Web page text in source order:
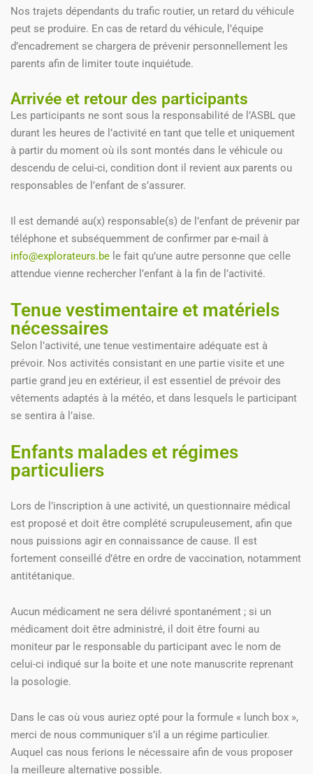
Nos trajets dépendants du trafic routier, un retard du véhicule
peut se produire. En cas de retard du véhicule, l’équipe
d’encadrement se chargera de prévenir personnellement les
parents afin de limiter toute inquiétude.
Arrivée et retour des participants
Les participants ne sont sous la responsabilité de l’ASBL que
durant les heures de l’activité en tant que telle et uniquement
à partir du moment où ils sont montés dans le véhicule ou
descendu de celui-ci, condition dont il revient aux parents ou
responsables de l’enfant de s’assurer.
Il est demandé au(x) responsable(s) de l’enfant de prévenir par
téléphone et subséquemment de confirmer par e-mail à
info@explorateurs.be le fait qu’une autre personne que celle
attendue vienne rechercher l’enfant à la fin de l’activité.
Tenue vestimentaire et matériels
nécessaires
Selon l’activité, une tenue vestimentaire adéquate est à
prévoir. Nos activités consistant en une partie visite et une
partie grand jeu en extérieur, il est essentiel de prévoir des
vêtements adaptés à la météo, et dans lesquels le participant
se sentira à l’aise.
Enfants malades et régimes
particuliers
Lors de l’inscription à une activité, un questionnaire médical
est proposé et doit être complété scrupuleusement, afin que
nous puissions agir en connaissance de cause. Il est
fortement conseillé d’être en ordre de vaccination, notamment
antitétanique.
Aucun médicament ne sera délivré spontanément ; si un
médicament doit être administré, il doit être fourni au
moniteur par le responsable du participant avec le nom de
celui-ci indiqué sur la boite et une note manuscrite reprenant
la posologie.
Dans le cas où vous auriez opté pour la formule « lunch box »,
merci de nous communiquer s’il a un régime particulier.
Auquel cas nous ferions le nécessaire afin de vous proposer
la meilleure alternative possible.